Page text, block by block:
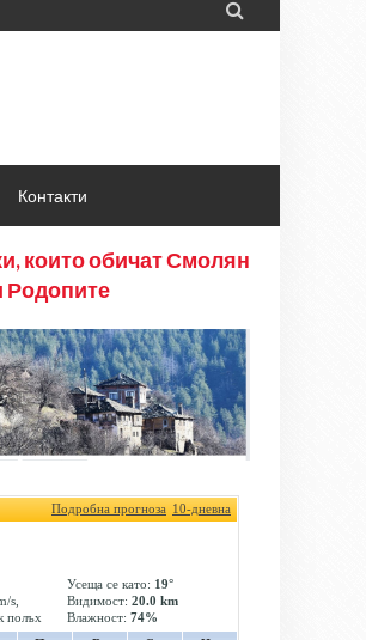

Контакти
които обичат Смолян
Родопите